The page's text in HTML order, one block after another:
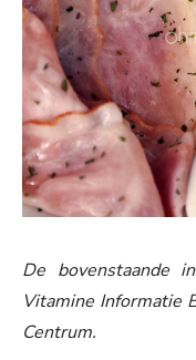
De bovenstaande
Vitamine Informatie
Centrum.